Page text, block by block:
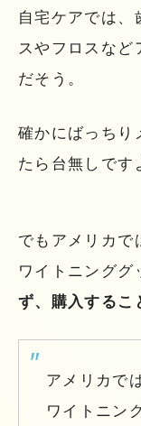
自宅ケアでは、
スやフロスなど
だそう。
確かにばっちり
たら台無しです
でもアメリカで
ワイトニンググ
ず、購入するこ
アメリカで
ワイトニン